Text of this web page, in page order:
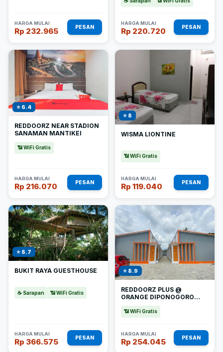
HARGA MULAI
Rp 232.965 PESAN
HARGA MULAI
Rp 220.720 PESAN
⭐ 6.4
REDDOORZ NEAR STADION
SANAMAN MANTIKEI
📶 WiFi Gratis
HARGA MULAI
Rp 216.070 PESAN
⭐ 8
WISMA LIONTINE
📶 WiFi Gratis
HARGA MULAI
Rp 119.040 PESAN
⭐ 8.7
BUKIT RAYA GUESTHOUSE
☕ Sarapan 📶 WiFi Gratis
HARGA MULAI
Rp 366.575 PESAN
⭐ 8.9
REDDOORZ PLUS @
ORANGE DIPONOGORO
📶 WiFi Gratis
HARGA MULAI
Rp 254.045 PESAN